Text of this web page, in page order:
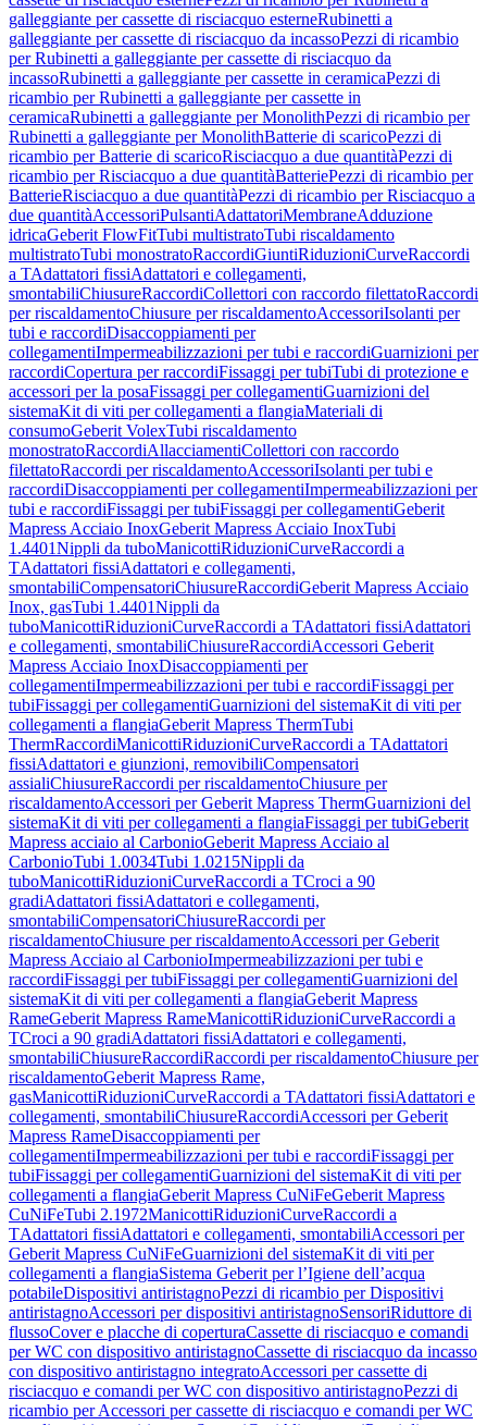
galleggiante per cassette di risciacquo esterneRubinetti a
galleggiante per cassette di risciacquo da incassoPezzi di ricambio
per Rubinetti a galleggiante per cassette di risciacquo da
incassoRubinetti a galleggiante per cassette in ceramicaPezzi di
ricambio per Rubinetti a galleggiante per cassette in
ceramicaRubinetti a galleggiante per MonolithPezzi di ricambio per
Rubinetti a galleggiante per MonolithBatterie di scaricoPezzi di
ricambio per Batterie di scaricoRisciacquo a due quantitàPezzi di
ricambio per Risciacquo a due quantitàBatteriePezzi di ricambio per
BatterieRisciacquo a due quantitàPezzi di ricambio per Risciacquo a
due quantitàAccessoriPulsantiAdattatoriMembraneAdduzione
idricaGeberit FlowFitTubi multistratoTubi riscaldamento
multistratoTubi monostratoRaccordiGiuntiRiduzioniCurveRaccordi
a TAdattatori fissiAdattatori e collegamenti,
smontabiliChiusureRaccordiCollettori con raccordo filettatoRaccordi
per riscaldamentoChiusure per riscaldamentoAccessoriIsolanti per
tubi e raccordiDisaccoppiamenti per
collegamentiImpermeabilizzazioni per tubi e raccordiGuarnizioni per
raccordiCopertura per raccordiFissaggi per tubiTubi di protezione e
accessori per la posaFissaggi per collegamentiGuarnizioni del
sistemaKit di viti per collegamenti a flangiaMateriali di
consumoGeberit VolexTubi riscaldamento
monostratoRaccordiAllacciamentiCollettori con raccordo
filettatoRaccordi per riscaldamentoAccessoriIsolanti per tubi e
raccordiDisaccoppiamenti per collegamentiImpermeabilizzazioni per
tubi e raccordiFissaggi per tubiFissaggi per collegamentiGeberit
Mapress Acciaio InoxGeberit Mapress Acciaio InoxTubi
1.4401Nippli da tuboManicottiRiduzioniCurveRaccordi a
TAdattatori fissiAdattatori e collegamenti,
smontabiliCompensatoriChiusureRaccordiGeberit Mapress Acciaio
Inox, gasTubi 1.4401Nippli da
tuboManicottiRiduzioniCurveRaccordi a TAdattatori fissiAdattatori
e collegamenti, smontabiliChiusureRaccordiAccessori Geberit
Mapress Acciaio InoxDisaccoppiamenti per
collegamentiImpermeabilizzazioni per tubi e raccordiFissaggi per
tubiFissaggi per collegamentiGuarnizioni del sistemaKit di viti per
collegamenti a flangiaGeberit Mapress ThermTubi
ThermRaccordiManicottiRiduzioniCurveRaccordi a TAdattatori
fissiAdattatori e giunzioni, removibiliCompensatori
assialiChiusureRaccordi per riscaldamentoChiusure per
riscaldamentoAccessori per Geberit Mapress ThermGuarnizioni del
sistemaKit di viti per collegamenti a flangiaFissaggi per tubiGeberit
Mapress acciaio al CarbonioGeberit Mapress Acciaio al
CarbonioTubi 1.0034Tubi 1.0215Nippli da
tuboManicottiRiduzioniCurveRaccordi a TCroci a 90
gradiAdattatori fissiAdattatori e collegamenti,
smontabiliCompensatoriChiusureRaccordi per
riscaldamentoChiusure per riscaldamentoAccessori per Geberit
Mapress Acciaio al CarbonioImpermeabilizzazioni per tubi e
raccordiFissaggi per tubiFissaggi per collegamentiGuarnizioni del
sistemaKit di viti per collegamenti a flangiaGeberit Mapress
RameGeberit Mapress RameManicottiRiduzioniCurveRaccordi a
TCroci a 90 gradiAdattatori fissiAdattatori e collegamenti,
smontabiliChiusureRaccordiRaccordi per riscaldamentoChiusure per
riscaldamentoGeberit Mapress Rame,
gasManicottiRiduzioniCurveRaccordi a TAdattatori fissiAdattatori e
collegamenti, smontabiliChiusureRaccordiAccessori per Geberit
Mapress RameDisaccoppiamenti per
collegamentiImpermeabilizzazioni per tubi e raccordiFissaggi per
tubiFissaggi per collegamentiGuarnizioni del sistemaKit di viti per
collegamenti a flangiaGeberit Mapress CuNiFeGeberit Mapress
CuNiFeTubi 2.1972ManicottiRiduzioniCurveRaccordi a
TAdattatori fissiAdattatori e collegamenti, smontabiliAccessori per
Geberit Mapress CuNiFeGuarnizioni del sistemaKit di viti per
collegamenti a flangiaSistema Geberit per l’Igiene dell’acqua
potabileDispositivi antiristagnoPezzi di ricambio per Dispositivi
antiristagnoAccessori per dispositivi antiristagnoSensoriRiduttore di
flussoCover e placche di coperturaCassette di risciacquo e comandi
per WC con dispositivo antiristagnoCassette di risciacquo da incasso
con dispositivo antiristagno integratoAccessori per cassette di
risciacquo e comandi per WC con dispositivo antiristagnoPezzi di
ricambio per Accessori per cassette di risciacquo e comandi per WC